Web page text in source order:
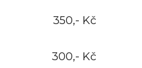
350,- Kč
300,- Kč